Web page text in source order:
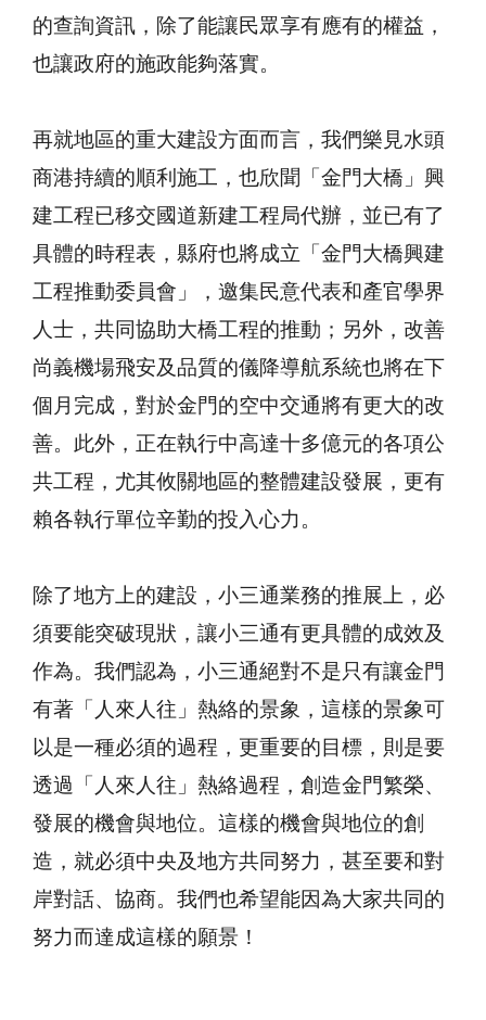
的查詢資訊，除了能讓民眾享有應有的權益，
也讓政府的施政能夠落實。
再就地區的重大建設方面而言，我們樂見水頭
商港持續的順利施工，也欣聞「金門大橋」興
建工程已移交國道新建工程局代辦，並已有了
具體的時程表，縣府也將成立「金門大橋興建
工程推動委員會」，邀集民意代表和產官學界
人士，共同協助大橋工程的推動；另外，改善
尚義機場飛安及品質的儀降導航系統也將在下
個月完成，對於金門的空中交通將有更大的改
善。此外，正在執行中高達十多億元的各項公
共工程，尤其攸關地區的整體建設發展，更有
賴各執行單位辛勤的投入心力。
除了地方上的建設，小三通業務的推展上，必
須要能突破現狀，讓小三通有更具體的成效及
作為。我們認為，小三通絕對不是只有讓金門
有著「人來人往」熱絡的景象，這樣的景象可
以是一種必須的過程，更重要的目標，則是要
透過「人來人往」熱絡過程，創造金門繁榮、
發展的機會與地位。這樣的機會與地位的創
造，就必須中央及地方共同努力，甚至要和對
岸對話、協商。我們也希望能因為大家共同的
努力而達成這樣的願景！